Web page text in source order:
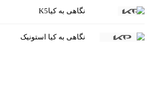
نگاهی به کیاK5
نگاهی به کیا استونیک